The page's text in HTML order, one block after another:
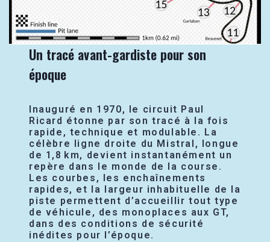
Un tracé avant-gardiste pour son
époque
Inauguré en 1970, le circuit Paul
Ricard étonne par son tracé à la fois
rapide, technique et modulable. La
célèbre ligne droite du Mistral, longue
de 1,8 km, devient instantanément un
repère dans le monde de la course.
Les courbes, les enchaînements
rapides, et la largeur inhabituelle de la
piste permettent d’accueillir tout type
de véhicule, des monoplaces aux GT,
dans des conditions de sécurité
inédites pour l’époque.